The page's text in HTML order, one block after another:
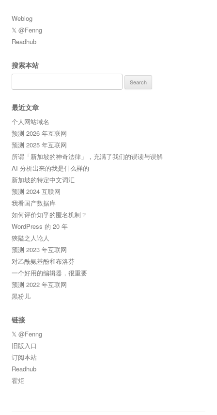
Weblog
𝕏 @Fenng
Readhub
搜索本站
for:
最近文章
个人网站域名
预测 2026 年互联网
预测 2025 年互联网
所谓「新加坡的神奇法律」，充满了我们的误读与误解
AI 分析出来的我是什么样的
新加坡的特定中文词汇
预测 2024 互联网
我看国产数据库
如何评价知乎的匿名机制？
WordPress 的 20 年
狹隘之人论人
预测 2023 年互联网
对乙酰氨基酚和布洛芬
一个好用的编辑器，很重要
预测 2022 年互联网
黑粉儿
链接
𝕏 @Fenng
旧版入口
订阅本站
Readhub
霍炬